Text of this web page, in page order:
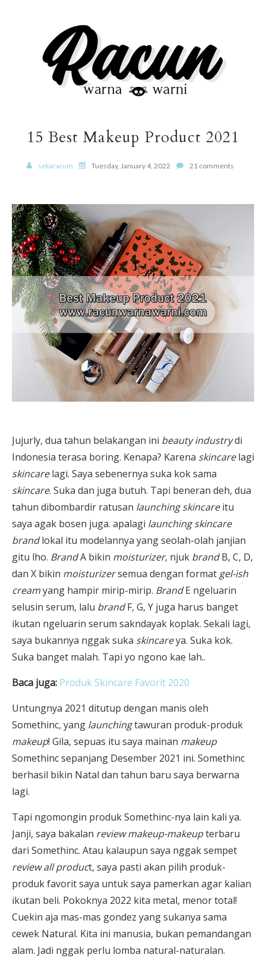
15 Best Makeup Product 2021
sekararum Tuesday, January 4, 2022 21 comments
Jujurly, dua tahun belakangan ini beauty industrydi
Indonesia terasa boring. Kenapa? Karena skincarelagi
skincarelagi. Saya sebenernya suka kok sama
skincare. Suka dan juga butuh. Tapi beneran deh, dua
tahun dibombardir ratusan launching skincareitu
saya agak bosen juga. apalagi launching skincare
brandlokal itu modelannya yang seolah-olah janjian
gitu lho. BrandA bikin moisturizer, njuk brandB, C, D,
dan X bikin moisturizersemua dengan format gel-ish
creamyang hampir mirip-mirip. BrandE ngeluarin
selusin serum, lalu brandF, G, Y juga harus banget
ikutan ngeluarin serum sakndayak koplak. Sekali lagi,
saya bukannya nggak suka skincareya. Suka kok.
Suka banget malah. Tapi yo ngono kae lah..
Baca juga: Produk Skincare Favorit 2020
Untungnya 2021 ditutup dengan manis oleh
Somethinc, yang launchingtawuran produk-produk
makeup! Gila, sepuas itu saya mainan makeup
Somethinc sepanjang Desember 2021 ini. Somethinc
berhasil bikin Natal dan tahun baru saya berwarna
lagi.
Tapi ngomongin produk Somethinc-nya lain kali ya.
Janji, saya bakalan review makeup-makeupterbaru
dari Somethinc. Atau kalaupun saya nggak sempet
review all product, saya pasti akan pilih produk-
produk favorit saya untuk saya pamerkan agar kalian
ikutan beli. Pokoknya 2022 kita metal, menor total!
Cuekin aja mas-mas gondez yang sukanya sama
cewek Natural. Kita ini manusia, bukan pemandangan
alam. Jadi nggak perlu lomba natural-naturalan.